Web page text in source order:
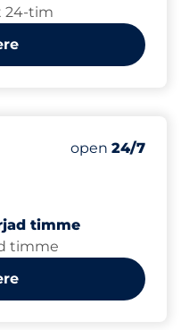
24-tim
Number of
Total
Friday&nbsp
open 24/7
timme
timme